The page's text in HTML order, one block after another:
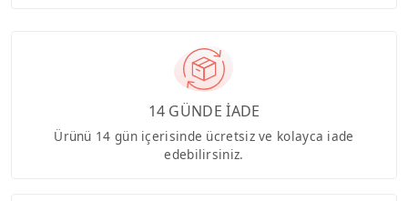
14 GÜNDE İADE
Ürünü 14 gün içerisinde ücretsiz ve kolayca iade
edebilirsiniz.